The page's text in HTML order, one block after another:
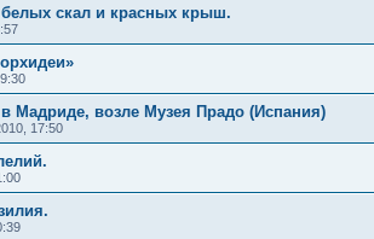
белых скал и красных крыш.
Мадриде, возле Музея Прадо (Испания)
17:50